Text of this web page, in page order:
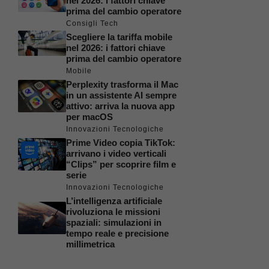
prima del cambio operatore
Consigli Tech
Scegliere la tariffa mobile
nel 2026: i fattori chiave
prima del cambio operatore
Mobile
Perplexity trasforma il Mac
in un assistente AI sempre
attivo: arriva la nuova app
per macOS
Innovazioni Tecnologiche
Prime Video copia TikTok:
arrivano i video verticali
“Clips” per scoprire film e
serie
Innovazioni Tecnologiche
L’intelligenza artificiale
rivoluziona le missioni
spaziali: simulazioni in
tempo reale e precisione
millimetrica